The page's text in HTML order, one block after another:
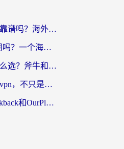
雷霆加速下载免费靠谱吗？海外党选回国加速器的避坑指南（附热门工具对比）
NordVPN 回国能用吗？一个海外用户必须面对的真实困境
海外回国加速器怎么选？斧牛和海龟哪个好？一篇帮你避开坑的实用指南
从匈牙利回国内的vpn，不只是为了刷剧那么简单
海外党必看：Quickback和OurPlay好用吗？3分钟选对回国加速器，无缝刷剧玩游戏